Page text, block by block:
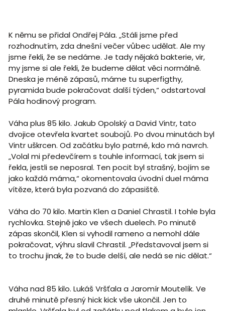
K němu se přidal Ondřej Pála. „Stáli jsme před
rozhodnutím, zda dnešní večer vůbec udělat. Ale my
jsme řekli, že se nedáme. Je tady nějaká bakterie, vir,
my jsme si ale řekli, že budeme dělat věci normálně.
Dneska je méně zápasů, máme tu superfigthy,
pyramida bude pokračovat další týden,“ odstartoval
Pála hodinový program.
Váha plus 85 kilo. Jakub Opolský a David Vintr, tato
dvojice otevřela kvartet soubojů. Po dvou minutách byl
Vintr uškrcen. Od začátku bylo patrné, kdo má navrch.
„Volal mi předevčírem s touhle informací, tak jsem si
řekla, jestli se neposral. Ten pocit byl strašný, bojím se
jako každá máma,“ okomentovala úvodní duel máma
vítěze, která byla pozvaná do zápasiště.
Váha do 70 kilo. Martin Klen a Daniel Chrastil. I tohle byla
rychlovka. Stejně jako ve všech duelech. Po minutě
zápas skončil, Klen si vyhodil rameno a nemohl dále
pokračovat, výhru slavil Chrastil. „Představoval jsem si
to trochu jinak, že to bude delší, ale nedá se nic dělat.“
Váha nad 85 kilo. Lukáš Vršťala a Jaromír Moutelík. Ve
druhé minutě přesný hick kick vše ukončil. Jen to